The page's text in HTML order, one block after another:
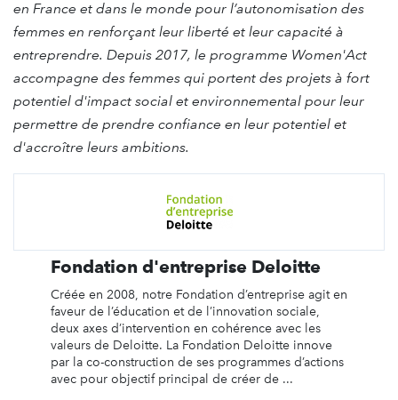
en France et dans le monde pour l’autonomisation des
femmes en renforçant leur liberté et leur capacité à
entreprendre. Depuis 2017, le programme Women'Act
accompagne des femmes qui portent des projets à fort
potentiel d'impact social et environnemental pour leur
permettre de prendre confiance en leur potentiel et
d'accroître leurs ambitions.
Fondation d'entreprise Deloitte
Créée en 2008, notre Fondation d’entreprise agit en
faveur de l’éducation et de l’innovation sociale,
deux axes d’intervention en cohérence avec les
valeurs de Deloitte. La Fondation Deloitte innove
par la co-construction de ses programmes d’actions
avec pour objectif principal de créer de ...